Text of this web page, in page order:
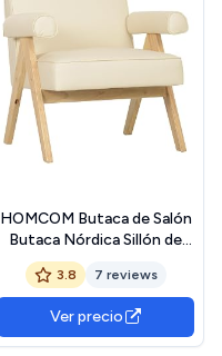
HOMCOM Butaca de Salón
Butaca Nórdica Sillón de
Salón Tapizado en PU con
Reposabrazos y Marco de
Madera de Caucho para
Dormitorio Carga 120 kg
Crema
3.8 7 reviews
Ver precio